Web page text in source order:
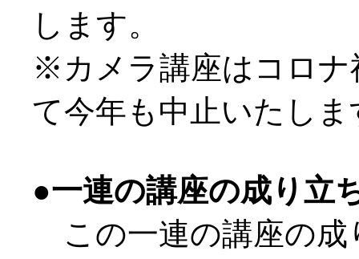
します。
※カメラ講座はコロナ
て今年も中止いたしま
●一連の講座の成り立
この一連の講座の成